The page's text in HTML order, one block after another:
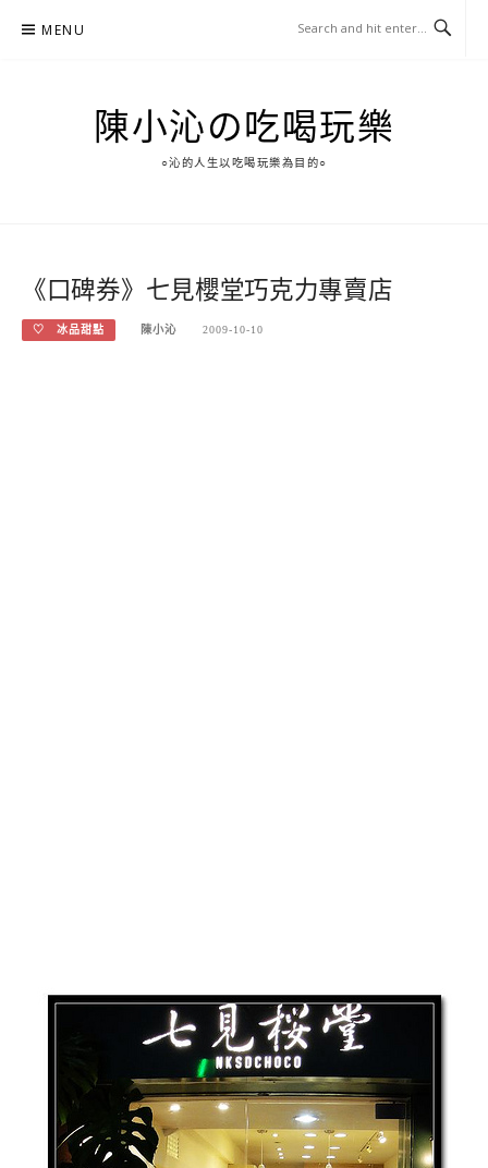
MENU
陳小沁の吃喝玩樂
○沁的人生以吃喝玩樂為目的○
《口碑券》七見櫻堂巧克力專賣店
♡ 冰品甜點 陳小沁 2009-10-10